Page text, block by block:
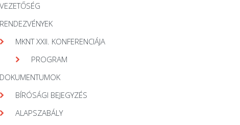
VEZETŐSÉG
RENDEZVÉNYEK
MKNT XXII. KONFERENCIÁJA
PROGRAM
DOKUMENTUMOK
BÍRÓSÁGI BEJEGYZÉS
ALAPSZABÁLY